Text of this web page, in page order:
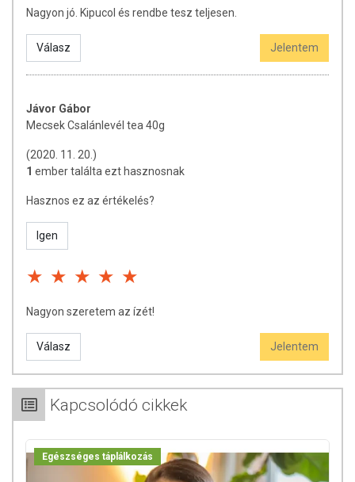
Nagyon jó. Kipucol és rendbe tesz teljesen.
Válasz Jelentem
Jávor Gábor
Mecsek Csalánlevél tea 40g
(2020. 11. 20.)
1 ember találta ezt hasznosnak
Hasznos ez az értékelés?
Igen
Nagyon szeretem az ízét!
Válasz Jelentem
Kapcsolódó cikkek
Egészséges táplálkozás